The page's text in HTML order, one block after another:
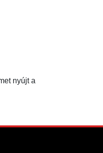
nyújt a